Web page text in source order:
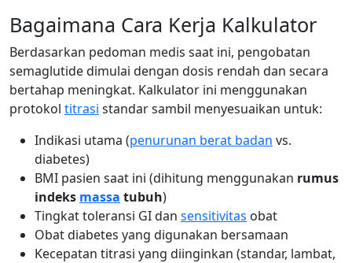
Bagaimana Cara Kerja Kalkulator
Berdasarkan pedoman medis saat ini, pengobatan
semaglutide dimulai dengan dosis rendah dan secara
bertahap meningkat. Kalkulator ini menggunakan
protokol titrasi standar sambil menyesuaikan untuk:
Indikasi utama (penurunan berat badan vs.
diabetes)
BMI pasien saat ini (dihitung menggunakan rumus
indeks massa tubuh)
Tingkat toleransi GI dan sensitivitas obat
Obat diabetes yang digunakan bersamaan
Kecepatan titrasi yang diinginkan (standar, lambat,